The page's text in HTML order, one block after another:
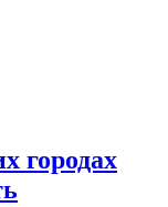
городах